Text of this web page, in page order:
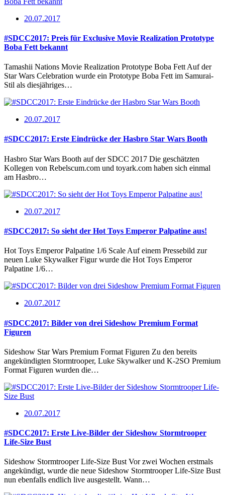
20.07.2017
#SDCC2017: Preis für Exclusive Movie Realization Prototype
Boba Fett bekannt
Tamashii Nations Movie Realization Prototype Boba Fett Auf der
Star Wars Celebration wurde ein Prototype Boba Fett im Samurai-
Stil als diesjähriges…
20.07.2017
#SDCC2017: Erste Eindrücke der Hasbro Star Wars Booth
Hasbro Star Wars Booth auf der SDCC 2017 Die geschätzten
Kollegen von Rebelscum.com und toyark.com haben sich einmal
am Hasbro…
20.07.2017
#SDCC2017: So sieht der Hot Toys Emperor Palpatine aus!
Hot Toys Emperor Palpatine 1/6 Scale Auf einem Pressebild zur
neuen Luke Skywalker Figur wurde die Hot Toys Emperor
Palpatine 1/6…
20.07.2017
#SDCC2017: Bilder von drei Sideshow Premium Format
Figuren
Sideshow Star Wars Premium Format Figuren Zu den bereits
angekündigten Stormtrooper, Luke Skywalker und K-2SO Premium
Format Figuren wurden die…
20.07.2017
#SDCC2017: Erste Live-Bilder der Sideshow Stormtrooper
Life-Size Bust
Sideshow Stormtrooper Life-Size Bust Vor zwei Wochen erstmals
angekündigt, wurde die neue Sideshow Stormtrooper Life-Size Bust
nun ebenfalls endlich live ausgestellt. Wann…